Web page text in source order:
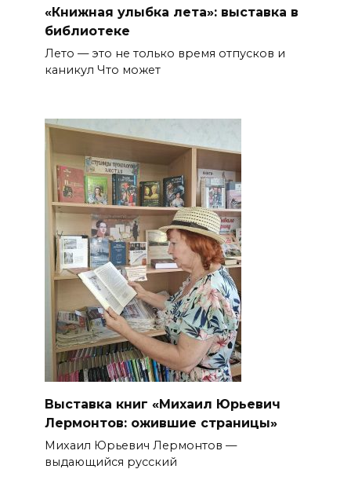
«Книжная улыбка лета»: выставка в
библиотеке
Лето — это не только время отпусков и
каникул Что может
Выставка книг «Михаил Юрьевич
Лермонтов: ожившие страницы»
Михаил Юрьевич Лермонтов —
выдающийся русский